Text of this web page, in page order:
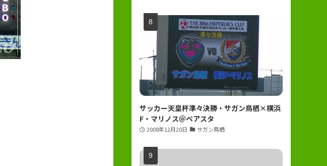
サッカー天皇杯準々決勝・サガン鳥栖×横浜
F・マリノス＠ベアスタ
2008年12月20日 サガン鳥栖